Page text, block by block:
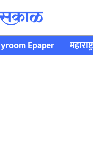
Epaper महाराष्ट्र